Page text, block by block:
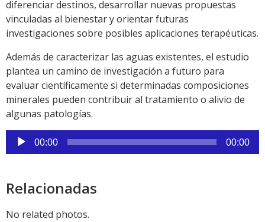
diferenciar destinos, desarrollar nuevas propuestas
vinculadas al bienestar y orientar futuras
investigaciones sobre posibles aplicaciones terapéuticas.
Además de caracterizar las aguas existentes, el estudio
plantea un camino de investigación a futuro para
evaluar científicamente si determinadas composiciones
minerales pueden contribuir al tratamiento o alivio de
algunas patologías.
Reproductor
de
00:00 00:00
Relacionadas
No related photos.